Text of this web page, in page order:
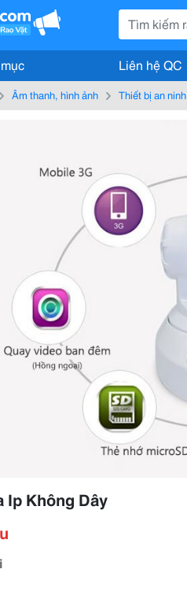
Liên hệ QC
Âm thanh, hình ảnh Thiết bị an ninh
Ip Không Dây